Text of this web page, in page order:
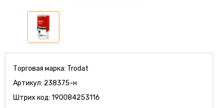
Торговая марка: Trodat
Артикул: 238375-н
Штрих код: 190084253116